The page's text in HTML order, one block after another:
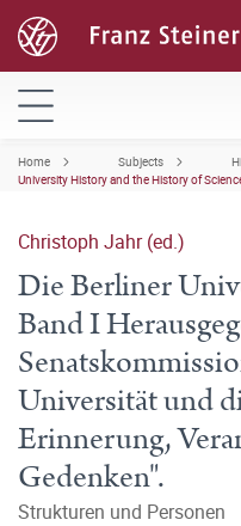
Home Subjects
University History and the History of
Christoph Jahr (ed.)
Die Berliner
Band I
Universität und
Erinnerung,
Gedenken".
Strukturen und Personen